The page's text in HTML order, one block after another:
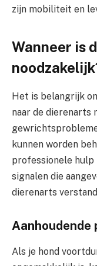
zijn mobiliteit en
Wanneer is
Het is belangrijk
naar de dierenarts
kunnen worden
professionele hulp
signalen die
dierenarts
Aanhoudende
Als je hond